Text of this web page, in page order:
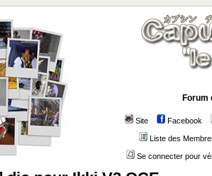
Forum
Site Facebook
Liste des
Se connecter pour